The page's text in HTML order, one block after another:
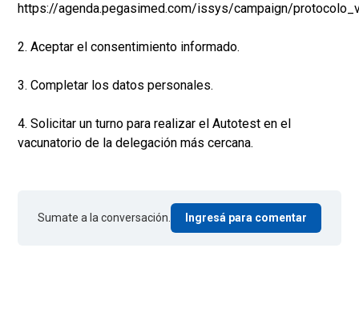
https://agenda.pegasimed.com/issys/campaign/
2. Aceptar el consentimiento informado.
3. Completar los datos personales.
4. Solicitar un turno para realizar el Autotest en el
vacunatorio de la delegación más cercana.
Sumate a la conversación. Ingresá para comentar